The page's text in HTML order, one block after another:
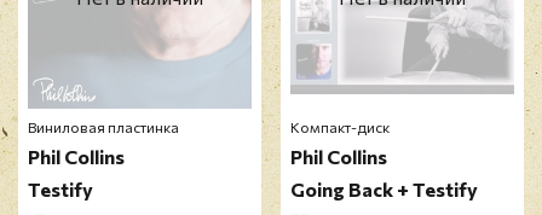
Виниловая пластинка
Phil Collins
Testify
Компакт-диск
Phil Collins
Going Back + Testify